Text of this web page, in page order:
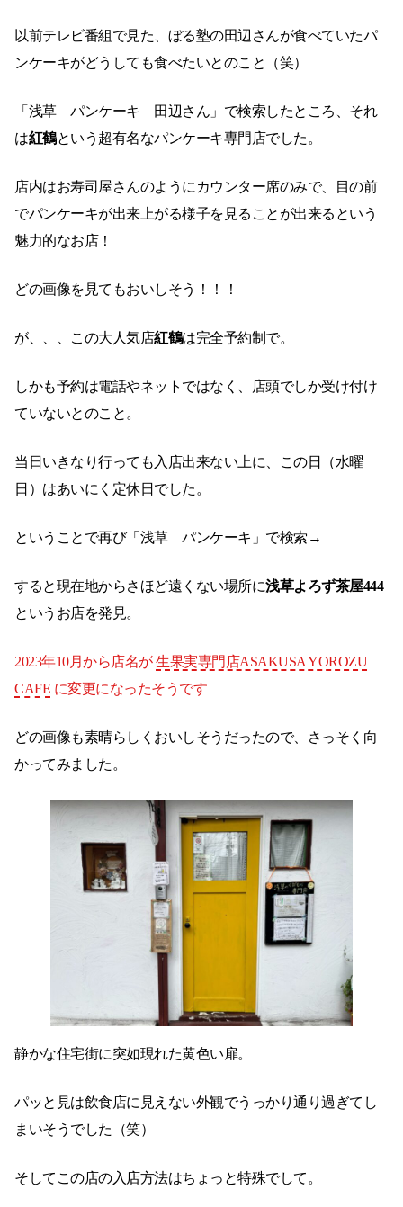
以前テレビ番組で見た、ぼる塾の田辺さんが食べていたパ
ンケーキがどうしても食べたいとのこと（笑）
「浅草 パンケーキ 田辺さん」で検索したところ、それ
は紅鶴という超有名なパンケーキ専門店でした。
店内はお寿司屋さんのようにカウンター席のみで、目の前
でパンケーキが出来上がる様子を見ることが出来るという
魅力的なお店！
どの画像を見てもおいしそう！！！
が、、、この大人気店紅鶴は完全予約制で。
しかも予約は電話やネットではなく、店頭でしか受け付け
ていないとのこと。
当日いきなり行っても入店出来ない上に、この日（水曜
日）はあいにく定休日でした。
ということで再び「浅草 パンケーキ」で検索→
すると現在地からさほど遠くない場所に浅草よろず茶屋444
というお店を発見。
2023年10月から店名が生果実専門店ASAKUSA YOROZU
CAFE に変更になったそうです
どの画像も素晴らしくおいしそうだったので、さっそく向
かってみました。
静かな住宅街に突如現れた黄色い扉。
パッと見は飲食店に見えない外観でうっかり通り過ぎてし
まいそうでした（笑）
そしてこの店の入店方法はちょっと特殊でして。